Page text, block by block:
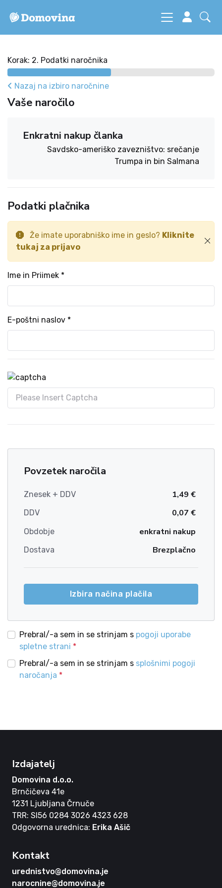
Korak: 2. Podatki naročnika
Nazaj na izbiro naročnine
Vaše naročilo
Enkratni nakup članka
Savdsko-ameriško zavezništvo: srečanje
Trumpa in bin Salmana
Podatki plačnika
Že imate uporabniško ime in geslo? Kliknite
tukaj za prijavo
Ime in Priimek *
E-poštni naslov *
Povzetek naročila
Znesek + DDV 1,49 €
DDV 0,07 €
Obdobje enkratni nakup
Dostava Brezplačno
Izbira načina plačila
Prebral/-a sem in se strinjam s pogoji uporabe
spletne strani *
Prebral/-a sem in se strinjam s splošnimi pogoji
naročanja *
Izdajatelj
Domovina d.o.o.
Brnčičeva 41e
1231 Ljubljana Črnuče
TRR: SI56 0284 3026 4323 628
Odgovorna urednica: Erika Ašič
Kontakt
urednistvo@domovina.je
narocnine@domovina.je